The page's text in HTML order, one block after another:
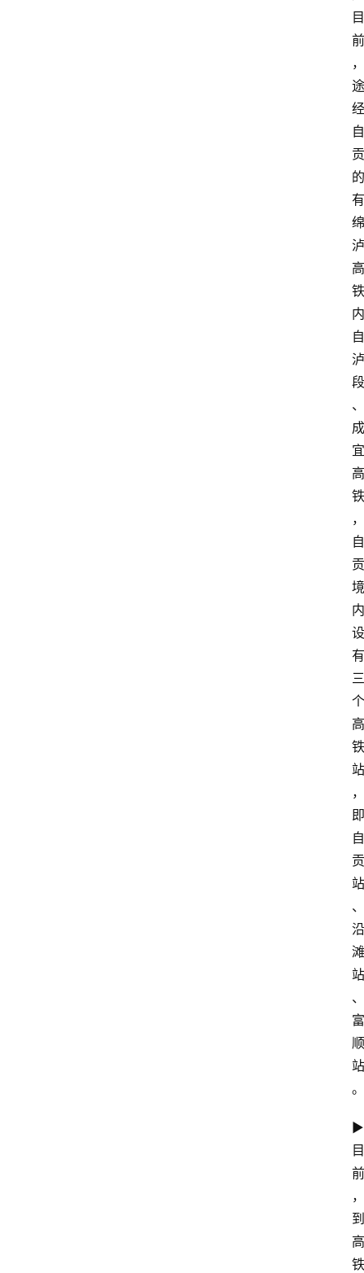
目
前
，
途
经
自
贡
的
有
绵
泸
高
铁
内
自
泸
段
、
成
宜
高
铁
，
自
贡
境
内
设
有
三
个
高
铁
站
，
即
自
贡
站
、
沿
滩
站
、
富
顺
站
。
▶
目
前
，
到
高
铁